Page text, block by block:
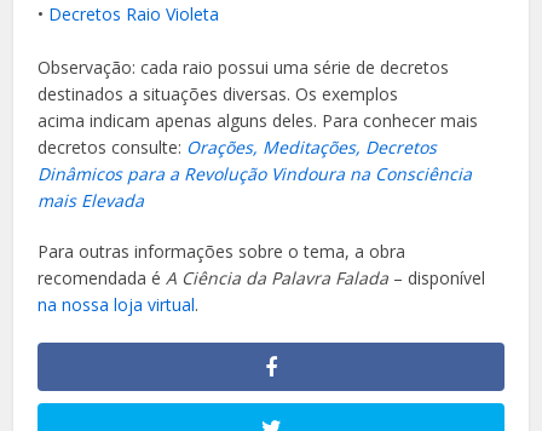
• Decretos Raio Violeta
Observação: cada raio possui uma série de decretos
destinados a situações diversas. Os exemplos
acima indicam apenas alguns deles. Para conhecer mais
decretos consulte: Orações, Meditações, Decretos
Dinâmicos para a Revolução Vindoura na Consciência
mais Elevada
Para outras informações sobre o tema, a obra
recomendada éA Ciência da Palavra Falada – disponível
na nossa loja virtual.